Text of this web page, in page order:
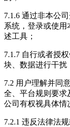
7.1.6 通过非本公
系统，登录或使用
述工具；
7.1.7 自行或者授
块、数据进行干扰
7.2 用户理解并同
全、平台规则要求
公司有权视具体情
7.2.1 违反法律法